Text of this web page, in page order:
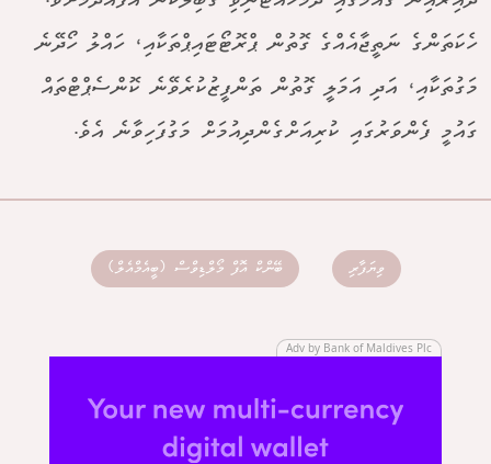
ހެކަތަންގެ ނަތީޖާއެއްގެ ގޮތުން ޕްރޮޓޯޓައިޕްތަކާއި، ހައްލު ހޯދޭނެ
މަގުތަކާއި، އަދި އަމަލީ ގޮތުން ތަންފީޒުކުރެވޭނެ ކޮންސެޕްޓްތައް
ގައުމީ ފެންވަރުގައި ކުރިއަށްގެންދިއުމަށް މަގުފަހިވާނެ އެވެ.
ވިޔަފާރި ބޭންކް އޮފް މޯލްޑިވްސް (ބީއެމްއެލް)
Adv by Bank of Maldives Plc